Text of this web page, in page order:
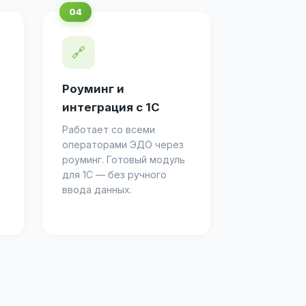
🔗
Роуминг и
интеграция с 1С
Работает со всеми
операторами ЭДО через
роуминг. Готовый модуль
для 1С — без ручного
ввода данных.